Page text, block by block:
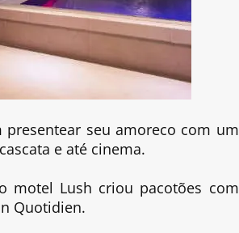
presentear seu amoreco com um
e até cinema.
motel Lush criou pacotões com
Quotidien.